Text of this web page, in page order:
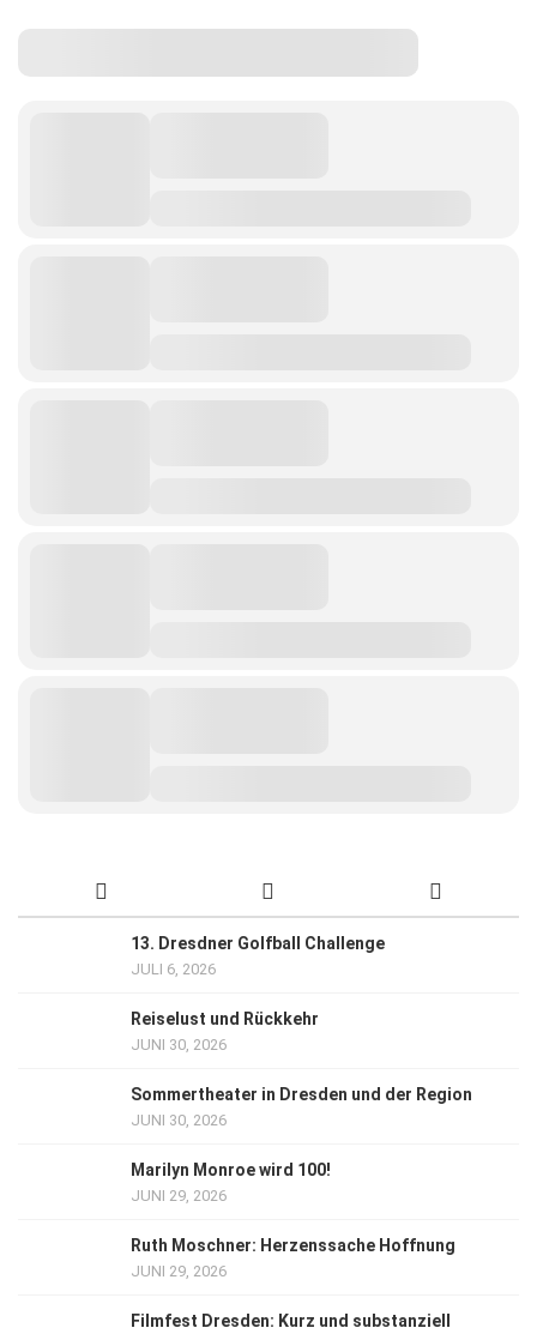
13. Dresdner Golfball Challenge
JULI 6, 2026
Reiselust und Rückkehr
JUNI 30, 2026
Sommertheater in Dresden und der Region
JUNI 30, 2026
Marilyn Monroe wird 100!
JUNI 29, 2026
Ruth Moschner: Herzenssache Hoffnung
JUNI 29, 2026
Filmfest Dresden: Kurz und substanziell